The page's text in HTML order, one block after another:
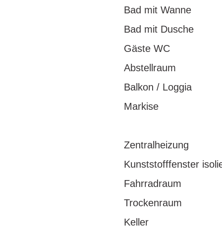
Bad mit Wanne
Bad mit Dusche
Gäste WC
Abstellraum
Balkon / Loggia
Markise
Zentralheizung
Kunststofffenster
Fahrradraum
Trockenraum
Keller